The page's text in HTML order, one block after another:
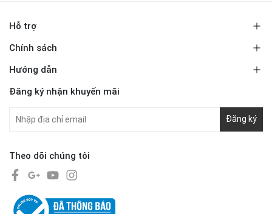
Hỗ trợ
Chính sách
Hướng dẫn
Đăng ký nhận khuyến mãi
Đăng ký
Theo dõi chúng tôi